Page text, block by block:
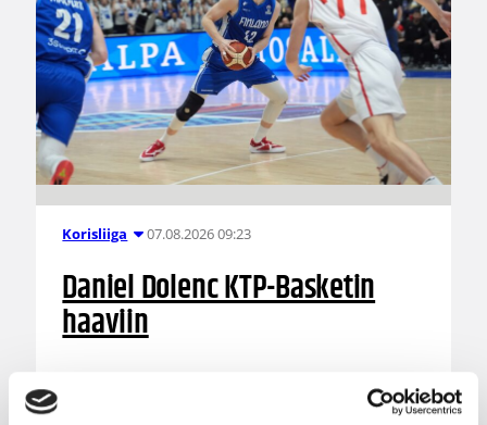
Korisliiga 07.08.2026 09:23
Daniel Dolenc KTP-Basketin
haaviin